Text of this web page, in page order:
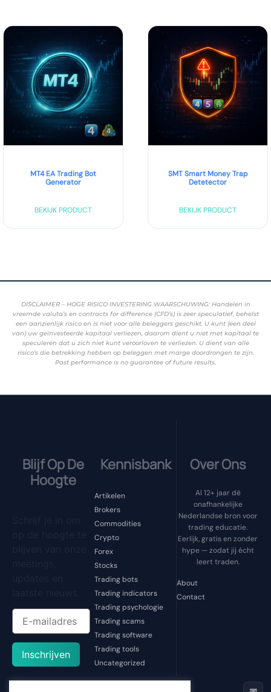
MT4 EA Trading Bot
Generator
BEKIJK PRODUCT
SMT Smart Money Trap
Detetector
BEKIJK PRODUCT
DISCLAIMER – HOGE RISICO INVESTERING WAARSCHUWING: Handelen in
vreemde valuta’s en contracts for difference (CFD’s) is zeer speculatief, behelst
een aanzienlijk risico en is niet voor alle beleggers geschikt. U kunt (een deel
van) uw geïnvesteerde kapitaal verliezen, daarom dient u niet met kapitaal te
speculeren dat u zich niet kunt veroorloven te verliezen. U dient van alle
risico’s die betrekking hebben op beleggen met marge doordrongen te zijn.
Past performance is no guarantee of future results.
Blijf Op De
Hoogte
Inschrijven
Kennisbank
Artikelen
Brokers
Commodities
Crypto
Forex
Stocks
Trading bots
Trading indicators
Trading psychologie
Trading scams
Trading software
Trading tools
Uncategorized
Over Ons
Al 12+ jaar dé
onafhankelijke
Nederlandse bron voor
trading educatie.
Eerlijk, gratis en zonder
hype — zodat jij écht
leert traden.
About
Contact